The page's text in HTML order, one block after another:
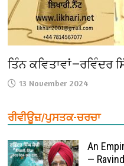
ਤਿੰਨ ਕਵਿਤਾਵਾਂ—ਰਵਿੰਦਰ
13 November 2024
ਰੀਵੀਊਜ਼/ਪੁਸਤਕ-ਚਰਚਾ
An
—